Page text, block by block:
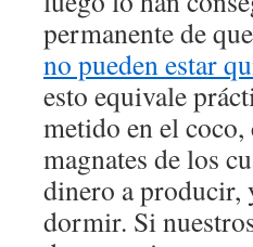
permanente de que
no pueden estar
esto equivale
metido en el
magnates de los
dinero a producir,
dormir. Si